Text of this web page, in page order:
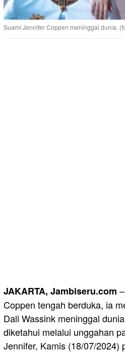
Suami Jennifer Coppen meninggal dunia.
JAKARTA, Jambiseru.com –
Coppen tengah berduka, ia
Dali Wassink meninggal
diketahui melalui unggahan
Jennifer, Kamis (18/07/2024)